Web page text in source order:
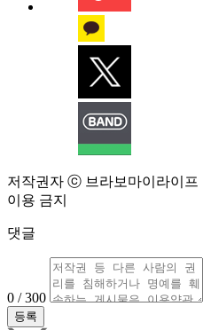
저작권자 ⓒ 브라보마이라이프
이용 금지
댓글
0 / 300